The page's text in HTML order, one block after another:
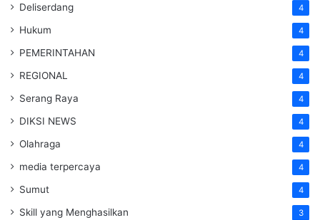
Deliserdang 4
Hukum 4
PEMERINTAHAN 4
REGIONAL 4
Serang Raya 4
DIKSI NEWS 4
Olahraga 4
media terpercaya 4
Sumut 4
Skill yang Menghasilkan 3